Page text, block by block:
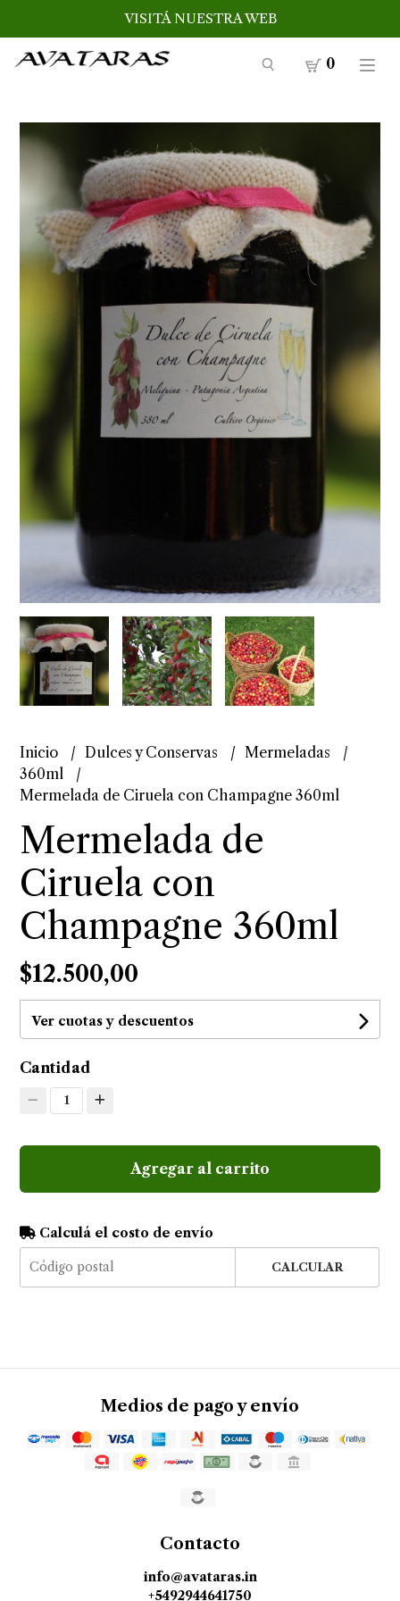
VISITÁ NUESTRA WEB
0
Inicio Dulces y Conservas
Mermeladas
360ml
Mermelada de Ciruela con Champagne 360ml
Mermelada de
Ciruela con
Champagne 360ml
$12.500,00
Ver cuotas y descuentos
Cantidad
1
Agregar al carrito
Calculá el costo de envío
CALCULAR
Medios de pago y envío
Contacto
info@avataras.in
+5492944641750